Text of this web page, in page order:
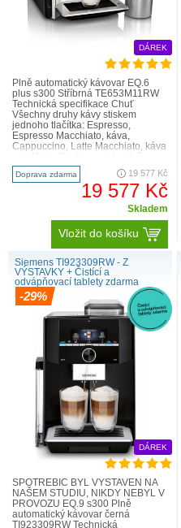
DÁREK
Plně automatický kávovar EQ.6
plus s300 Stříbrná TE653M11RW
Technická specifikace Chuť
Všechny druhy kávy stiskem
jednoho tlačítka: Espresso,
Espresso Macchiato, káva,
Cappuccino, Latte Macchiato, káva
Další kávové speciality pro větší
pož..
Doprava zdarma 19 577 Kč
19 577 Kč
Skladem
Vložit do košíku
Siemens TI923309RW - Z
VÝSTAVKY + Čistící a
odvápňovací tablety zdarma
kávovar
-29%
DÁREK
SPOTŘEBIČ BYL VYSTAVEN NA
NAŠEM STUDIU, NIKDY NEBYL V
PROVOZU EQ.9 s300 Plně
automatický kávovar černá
TI923309RW Technická